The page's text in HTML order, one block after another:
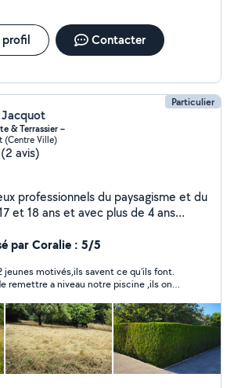
profil Contacter
Particulier
& Terrassier –
(Centre Ville)
(2 avis)
professionnels du paysagisme et du
et 18 ans et avec plus de 4 ans
vos travaux d'aménagement
de jardin et de préparation de
rapide et travail de qualité. Nous
le matériel nécessaire pour intervenir
du plus petit au plus gros.
par Coralie : 5/5
jeunes motivés,ils savent ce qu'ils font.
remettre a niveau notre piscine ,ils ont
et Théo les yeux fermé 😁 Nous les
ne manquerons pas